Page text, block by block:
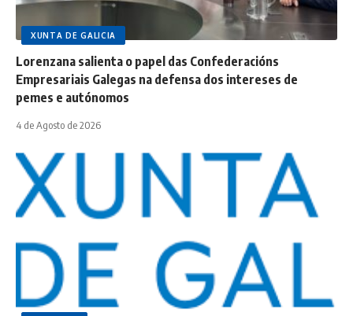
XUNTA DE GALICIA
Lorenzana salienta o papel das Confederacións
Empresariais Galegas na defensa dos intereses de
pemes e autónomos
4 de Agosto de 2026